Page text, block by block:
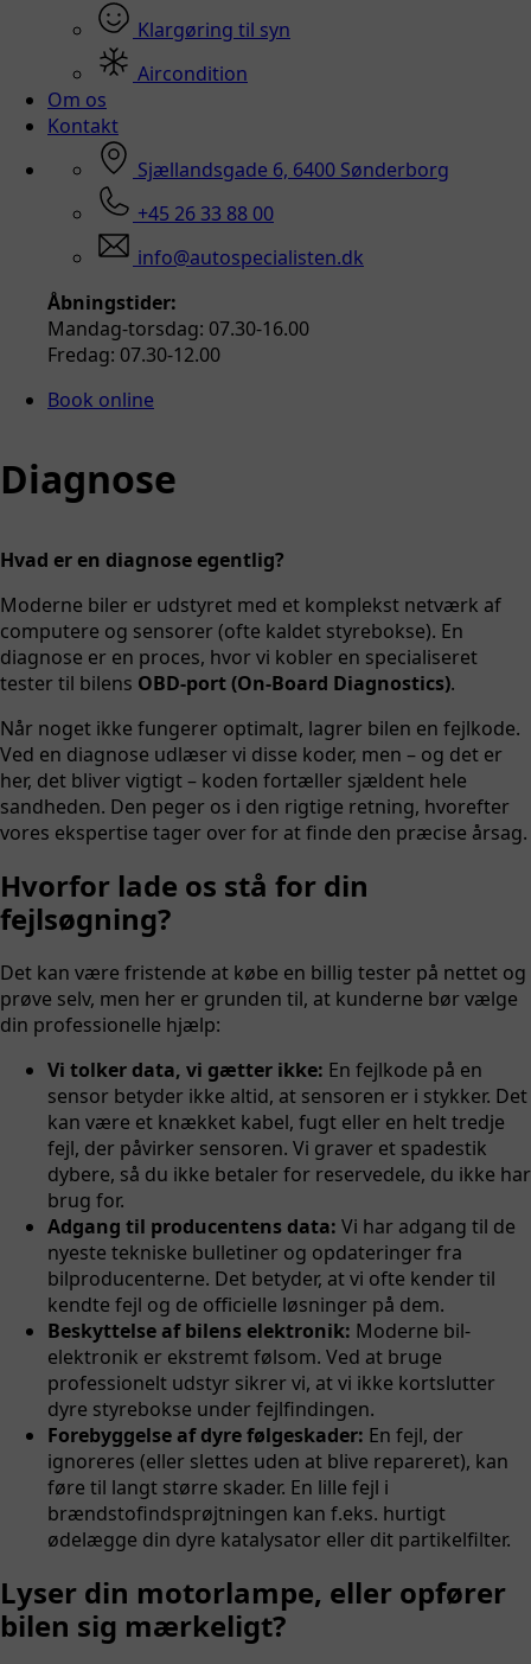
Klargøring til syn
Aircondition
Om os
Kontakt
Sjællandsgade 6, 6400 Sønderborg
+45 26 33 88 00
info@autospecialisten.dk
Åbningstider:
Mandag-torsdag: 07.30-16.00
Fredag: 07.30-12.00
Book online
Diagnose
Hvad er en diagnose egentlig?
Moderne biler er udstyret med et komplekst netværk af
computere og sensorer (ofte kaldet styrebokse). En
diagnose er en proces, hvor vi kobler en specialiseret
tester til bilens OBD-port (On-Board Diagnostics).
Når noget ikke fungerer optimalt, lagrer bilen en fejlkode.
Ved en diagnose udlæser vi disse koder, men – og det er
her, det bliver vigtigt – koden fortæller sjældent hele
sandheden. Den peger os i den rigtige retning, hvorefter
vores ekspertise tager over for at finde den præcise årsag.
Hvorfor lade os stå for din
fejlsøgning?
Det kan være fristende at købe en billig tester på nettet og
prøve selv, men her er grunden til, at kunderne bør vælge
din professionelle hjælp:
Vi tolker data, vi gætter ikke: En fejlkode på en
sensor betyder ikke altid, at sensoren er i stykker. Det
kan være et knækket kabel, fugt eller en helt tredje
fejl, der påvirker sensoren. Vi graver et spadestik
dybere, så du ikke betaler for reservedele, du ikke har
brug for.
Adgang til producentens data: Vi har adgang til de
nyeste tekniske bulletiner og opdateringer fra
bilproducenterne. Det betyder, at vi ofte kender til
kendte fejl og de officielle løsninger på dem.
Beskyttelse af bilens elektronik: Moderne bil-
elektronik er ekstremt følsom. Ved at bruge
professionelt udstyr sikrer vi, at vi ikke kortslutter
dyre styrebokse under fejlfindingen.
Forebyggelse af dyre følgeskader: En fejl, der
ignoreres (eller slettes uden at blive repareret), kan
føre til langt større skader. En lille fejl i
brændstofindsprøjtningen kan f.eks. hurtigt
ødelægge din dyre katalysator eller dit partikelfilter.
Lyser din motorlampe, eller opfører
bilen sig mærkeligt?